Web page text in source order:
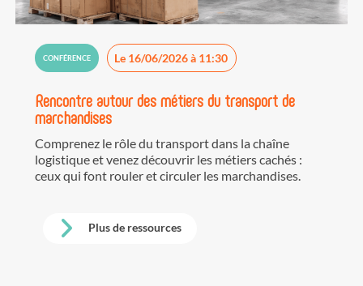
CONFÉRENCE Le 16/06/2026 à 11:30
Rencontre autour des métiers du transport de
marchandises
Comprenez le rôle du transport dans la chaîne
logistique et venez découvrir les métiers cachés :
ceux qui font rouler et circuler les marchandises.
Plus de ressources